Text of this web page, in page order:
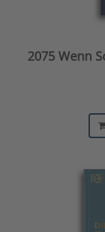
2075 Wenn